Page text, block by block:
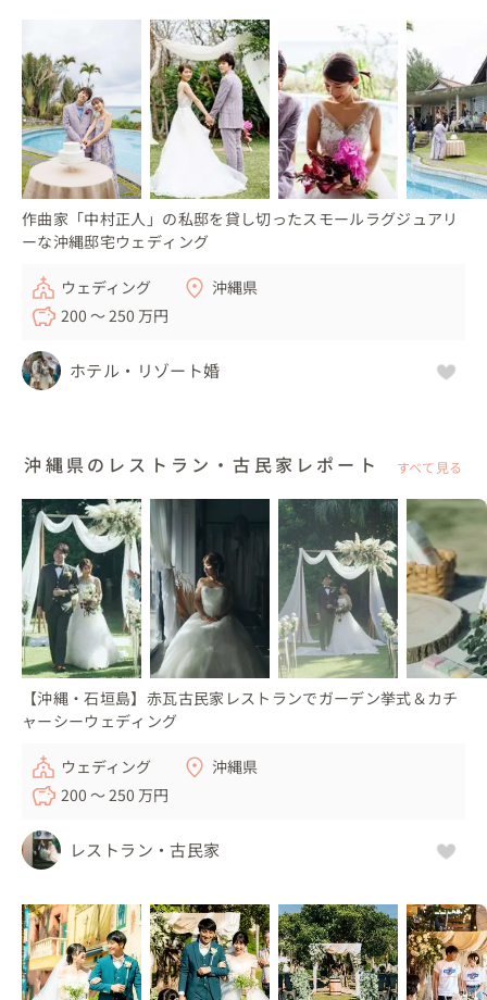
作曲家「中村正人」の私邸を貸し切ったスモールラグジュアリ
ーな沖縄邸宅ウェディング
ウェディング
沖縄県
200 〜 250 万円
ホテル・リゾート婚
沖縄県のレストラン・古民家レポート すべて見る
【沖縄・石垣島】赤瓦古民家レストランでガーデン挙式＆カチ
ャーシーウェディング
ウェディング
沖縄県
200 〜 250 万円
レストラン・古民家